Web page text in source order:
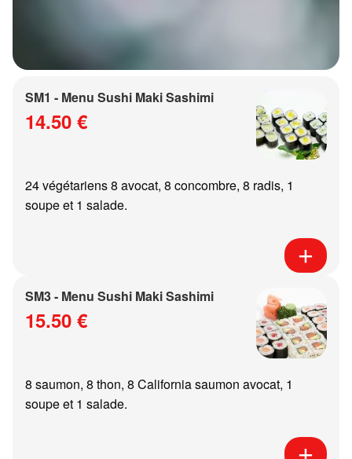
SM1 - Menu Sushi Maki Sashimi
14.50 €
24 végétariens 8 avocat, 8 concombre, 8 radis, 1
soupe et 1 salade.
SM3 - Menu Sushi Maki Sashimi
15.50 €
8 saumon, 8 thon, 8 California saumon avocat, 1
soupe et 1 salade.